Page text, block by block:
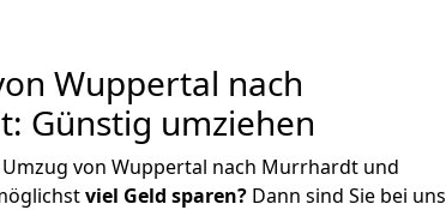
Wuppertal nach
Günstig umziehen
Umzug von Wuppertal nach Murrhardt und
viel Geld sparen? Dann sind Sie bei uns